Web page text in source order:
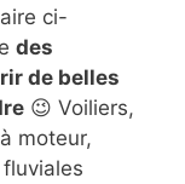
ci-
des
de belles
😉 Voiliers,
moteur,